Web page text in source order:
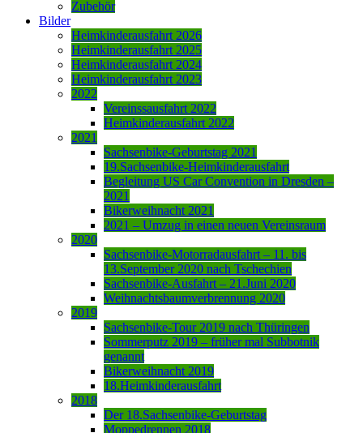
Zubehör
Bilder
Heimkinderausfahrt 2026
Heimkinderausfahrt 2025
Heimkinderausfahrt 2024
Heimkinderausfahrt 2023
2022
Vereinssausfahrt 2022
Heimkinderausfahrt 2022
2021
Sachsenbike-Geburtstag 2021
19.Sachsenbike-Heimkinderausfahrt
Begleitung US Car Convention in Dresden –
2021
Bikerweihnacht 2021
2021 – Umzug in einen neuen Vereinsraum
2020
Sachsenbike-Motorradausfahrt – 11. bis
13.September 2020 nach Tschechien
Sachsenbike-Ausfahrt – 21.Juni 2020
Weihnachtsbaumverbrennung 2020
2019
Sachsenbike-Tour 2019 nach Thüringen
Sommerputz 2019 – früher mal Subbotnik
genannt
Bikerweihnacht 2019
18.Heimkinderausfahrt
2018
Der 18.Sachsenbike-Geburtstag
Moppedrennen 2018